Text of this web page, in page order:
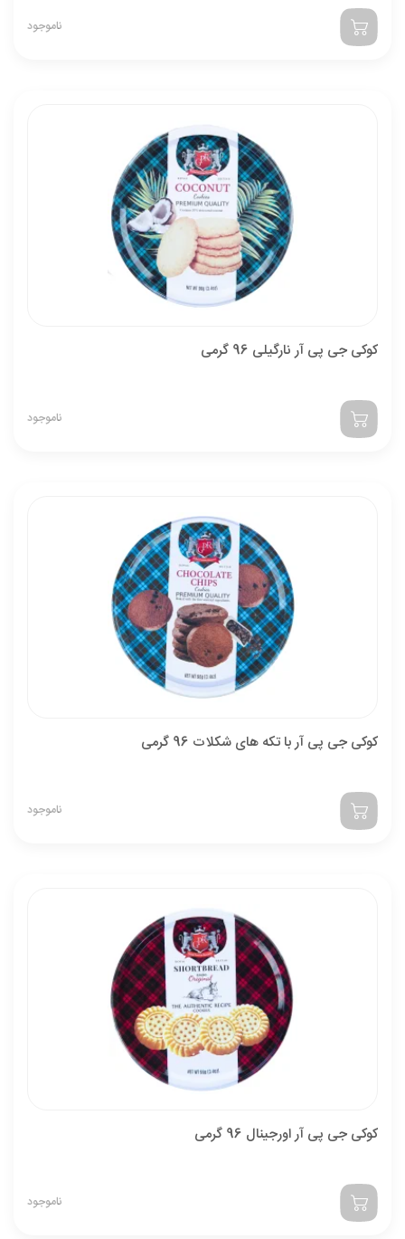
ناموجود
کوکی جی پی آر نارگیلی 96 گرمی
ناموجود
کوکی جی پی آر با تکه های شکلات 96 گرمی
ناموجود
کوکی جی پی آر اورجینال 96 گرمی
ناموجود